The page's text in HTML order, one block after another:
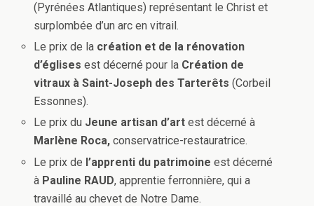
(Pyrénées Atlantiques) représentant le Christ et
surplombée d’un arc en vitrail.
Le prix de la création et de la rénovation
d’églises est décerné pour la Création de
vitraux à Saint-Joseph des Tarterêts(Corbeil
Essonnes).
Le prix du Jeune artisan d’art est décerné à
Marlène Roca, conservatrice-restauratrice.
Le prix de l’apprenti du patrimoine est décerné
à Pauline RAUD, apprentie ferronnière, qui a
travaillé au chevet de Notre Dame.